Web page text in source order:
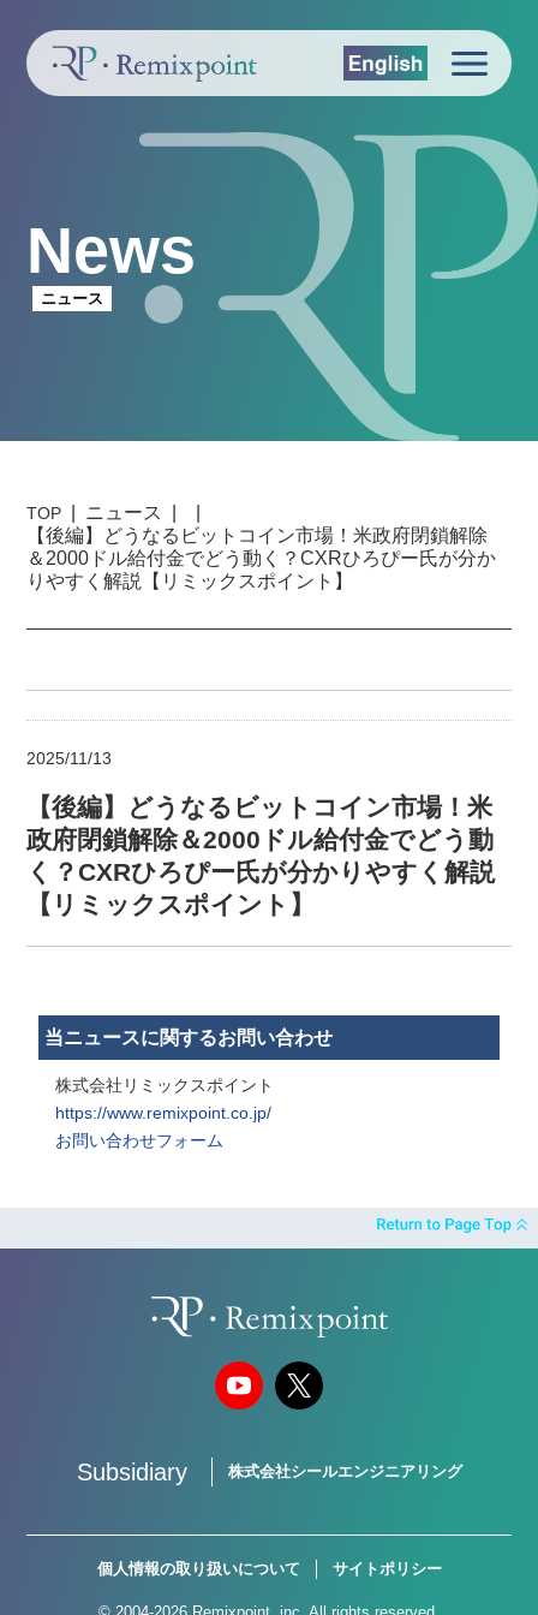
News
ニュース
TOP
ニュース
【後編】どうなるビットコイン市場！米政府閉鎖解除
＆2000ドル給付金でどう動く？CXRひろぴー氏が分か
りやすく解説【リミックスポイント】
2025/11/13
【後編】どうなるビットコイン市場！米
政府閉鎖解除＆2000ドル給付金でどう動
く？CXRひろぴー氏が分かりやすく解説
【リミックスポイント】
当ニュースに関するお問い合わせ
株式会社リミックスポイント
https://www.remixpoint.co.jp/
お問い合わせフォーム
Subsidiary 株式会社シールエンジニアリング
個人情報の取り扱いについて サイトポリシー